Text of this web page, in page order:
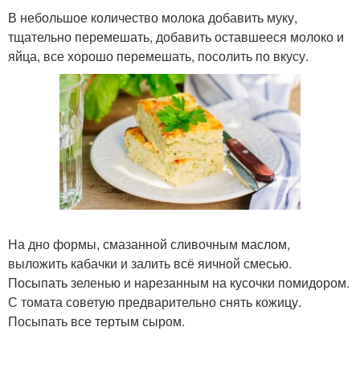
В небольшое количество молока добавить муку,
тщательно перемешать, добавить оставшееся молоко и
яйца, все хорошо перемешать, посолить по вкусу.
На дно формы, смазанной сливочным маслом,
выложить кабачки и залить всё яичной смесью.
Посыпать зеленью и нарезанным на кусочки помидором.
С томата советую предварительно снять кожицу.
Посыпать все тертым сыром.